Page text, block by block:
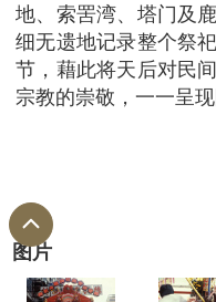
地、索罟湾、塔门及
细无遗地记录整个祭
节，藉此将天后对民
宗教的崇敬，一一呈现
图片